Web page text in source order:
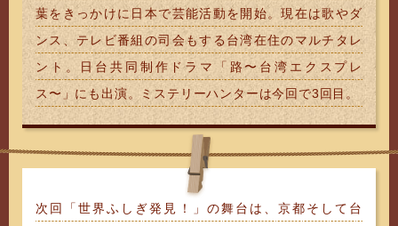
葉をきっかけに日本で芸能活動を開始。現在は歌やダ
ンス、テレビ番組の司会もする台湾在住のマルチタレ
ント。日台共同制作ドラマ「路〜台湾エクスプレ
ス〜」にも出演。ミステリーハンターは今回で3回目。
次回「世界ふしぎ発見！」の舞台は、京都そして台